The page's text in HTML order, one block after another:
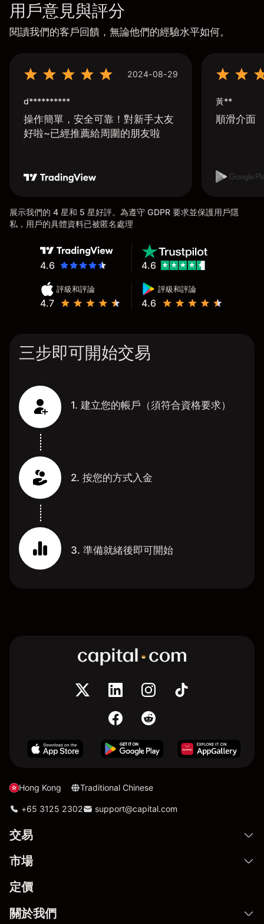
用戶意見與評分
閱讀我們的客戶回饋，無論他們的經驗水平如何。
2024-08-29
d**********
操作簡單，安全可靠！對新手太友
好啦~已經推薦給周圍的朋友啦
黃**
順滑介面
展示我們的 4 星和 5 星好評。為遵守 GDPR 要求並保護用戶隱
私，用戶的具體資料已被匿名處理
4.6
評級和評論
4.7
評級和評論
4.6
4.6
三步即可開始交易
1. 建立您的帳戶（須符合資格要求）
2. 按您的方式入金
3. 準備就緒後即可開始
Hong Kong Traditional Chinese
+65 3125 2302 support@capital.com
交易
市場
定價
關於我們